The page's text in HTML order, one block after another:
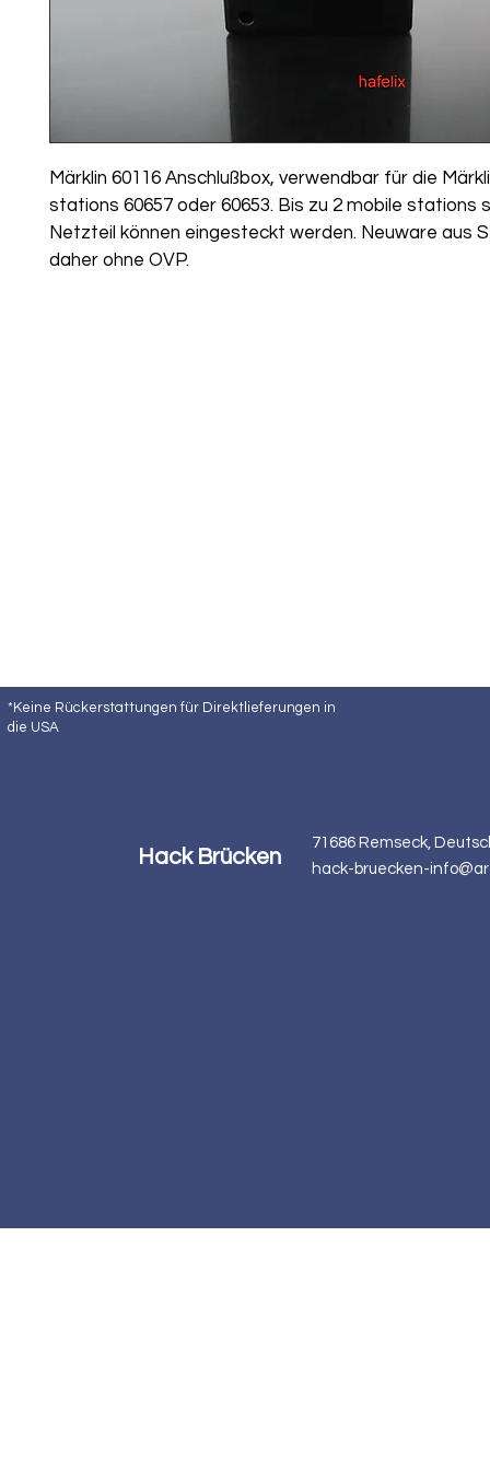
Märklin 60116 Anschlußbox, verwendbar für die
stations 60657 oder 60653. Bis zu 2 mobile stations
Netzteil können eingesteckt werden. Neuware aus
daher ohne OVP.
*Keine Rückerstattungen für Direktlieferungen in
die USA
Hack Brücken
71686 Remseck,
hack-bruecken-